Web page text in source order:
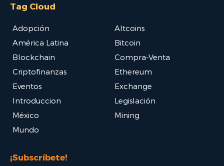
Tag Cloud
Adopción
Altcoins
América Latina
Bitcoin
Blockchain
Compra-Venta
Criptofinanzas
Ethereum
Eventos
Exchange
Introduccion
Legislación
México
Mining
Mundo
¡Subscríbete!